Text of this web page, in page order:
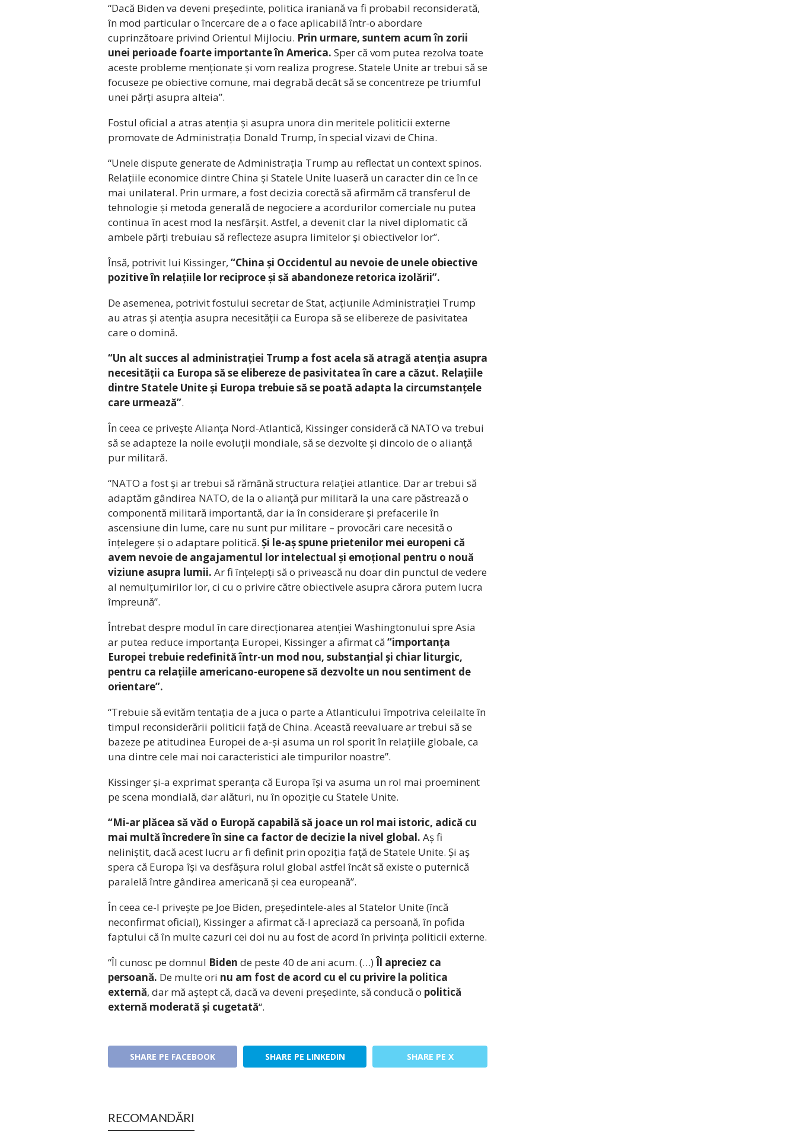
“Dacă Biden va deveni președinte, politica iraniană va fi probabil reconsiderată,
în mod particular o încercare de a o face aplicabilă într-o abordare
cuprinzătoare privind Orientul Mijlociu. Prin urmare, suntem acum în zorii
unei perioade foarte importante în America. Sper că vom putea rezolva toate
aceste probleme menționate și vom realiza progrese. Statele Unite ar trebui să se
focuseze pe obiective comune, mai degrabă decât să se concentreze pe triumful
unei părți asupra alteia”.
Fostul oficial a atras atenția și asupra unora din meritele politicii externe
promovate de Administrația Donald Trump, în special vizavi de China.
“Unele dispute generate de Administrația Trump au reflectat un context spinos.
Relațiile economice dintre China și Statele Unite luaseră un caracter din ce în ce
mai unilateral. Prin urmare, a fost decizia corectă să afirmăm că transferul de
tehnologie și metoda generală de negociere a acordurilor comerciale nu putea
continua în acest mod la nesfârșit. Astfel, a devenit clar la nivel diplomatic că
ambele părți trebuiau să reflecteze asupra limitelor și obiectivelor lor”.
Însă, potrivit lui Kissinger, “China și Occidentul au nevoie de unele obiective
pozitive în relațiile lor reciproce și să abandoneze retorica izolării”.
De asemenea, potrivit fostului secretar de Stat, acțiunile Administrației Trump
au atras și atenția asupra necesității ca Europa să se elibereze de pasivitatea
care o domină.
“Un alt succes al administrației Trump a fost acela să atragă atenția asupra
necesității ca Europa să se elibereze de pasivitatea în care a căzut. Relațiile
dintre Statele Unite și Europa trebuie să se poată adapta la circumstanțele
care urmează”.
În ceea ce privește Alianța Nord-Atlantică, Kissinger consideră că NATO va trebui
să se adapteze la noile evoluții mondiale, să se dezvolte și dincolo de o alianță
pur militară.
“NATO a fost și ar trebui să rămână structura relației atlantice. Dar ar trebui să
adaptăm gândirea NATO, de la o alianță pur militară la una care păstrează o
componentă militară importantă, dar ia în considerare și prefacerile în
ascensiune din lume, care nu sunt pur militare – provocări care necesită o
înțelegere și o adaptare politică. Și le-aș spune prietenilor mei europeni că
avem nevoie de angajamentul lor intelectual și emoțional pentru o nouă
viziune asupra lumii. Ar fi înțelepți să o privească nu doar din punctul de vedere
al nemulțumirilor lor, ci cu o privire către obiectivele asupra cărora putem lucra
împreună”.
Întrebat despre modul în care direcționarea atenției Washingtonului spre Asia
ar putea reduce importanța Europei, Kissinger a afirmat că “importanța
Europei trebuie redefinită într-un mod nou, substanțial și chiar liturgic,
pentru ca relațiile americano-europene să dezvolte un nou sentiment de
orientare”.
“Trebuie să evităm tentația de a juca o parte a Atlanticului împotriva celeilalte în
timpul reconsiderării politicii față de China. Această reevaluare ar trebui să se
bazeze pe atitudinea Europei de a-și asuma un rol sporit în relațiile globale, ca
una dintre cele mai noi caracteristici ale timpurilor noastre”.
Kissinger și-a exprimat speranța că Europa își va asuma un rol mai proeminent
pe scena mondială, dar alături, nu în opoziție cu Statele Unite.
“Mi-ar plăcea să văd o Europă capabilă să joace un rol mai istoric, adică cu
mai multă încredere în sine ca factor de decizie la nivel global. Aș fi
neliniștit, dacă acest lucru ar fi definit prin opoziția față de Statele Unite. Și aș
spera că Europa își va desfășura rolul global astfel încât să existe o puternică
paralelă între gândirea americană și cea europeană”.
În ceea ce-l privește pe Joe Biden, președintele-ales al Statelor Unite (încă
neconfirmat oficial), Kissinger a afirmat că-l apreciază ca persoană, în pofida
faptului că în multe cazuri cei doi nu au fost de acord în privința politicii externe.
“Îl cunosc pe domnul Biden de peste 40 de ani acum. (…)Îl apreciez ca
persoană. De multe ori nu am fost de acord cu el cu privire la politica
externă, dar mă aștept că, dacă va deveni președinte, să conducă o politică
externă moderată și cugetată“.
SHARE PE FACEBOOK SHARE PE LINKEDIN SHARE PE X
RECOMANDĂRI